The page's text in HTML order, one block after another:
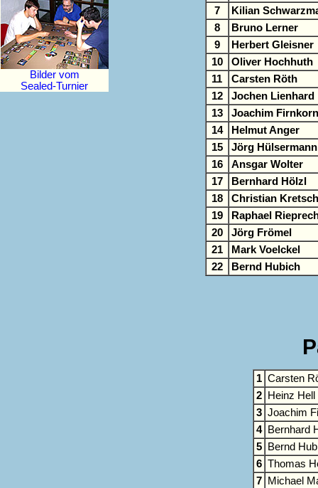
Bilder vom
Sealed-Turnier
7
Kilian
8
Bruno Lerner
9
Herbert Gleisner
10
Oliver Hochhuth
11
Carsten Röth
12
Jochen Lienhard
13
Joachim Firnkorn
14
Helmut Anger
15
Jörg Hülsermann
16
Ansgar Wolter
17
Bernhard Hölzl
18
Christian
19
Raphael
20
Jörg Frömel
21
Mark Voelckel
22
Bernd Hubich
1 Carsten
2
Heinz Hell
3 Joachim
4
Bernhard
5
Bernd
6 Thomas
7
Michael